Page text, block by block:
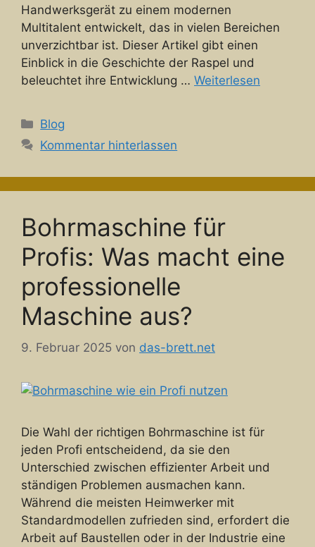
Handwerksgerät zu einem modernen
Multitalent entwickelt, das in vielen Bereichen
unverzichtbar ist. Dieser Artikel gibt einen
Einblick in die Geschichte der Raspel und
beleuchtet ihre Entwicklung … Weiterlesen
Kategorien
Blog
Kommentar hinterlassen
Bohrmaschine für
Profis: Was macht eine
professionelle
Maschine aus?
9. Februar 2025 von das-brett.net
Die Wahl der richtigen Bohrmaschine ist für
jeden Profi entscheidend, da sie den
Unterschied zwischen effizienter Arbeit und
ständigen Problemen ausmachen kann.
Während die meisten Heimwerker mit
Standardmodellen zufrieden sind, erfordert die
Arbeit auf Baustellen oder in der Industrie eine